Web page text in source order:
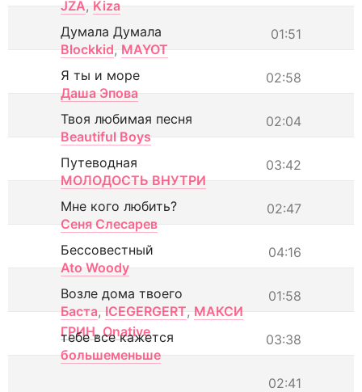
JZA, Kiza
01:51
Думала Думала
Blockkid, MAYOT
02:58
Я ты и море
Даша Эпова
02:04
Твоя любимая песня
Beautiful Boys
03:42
Путеводная
МОЛОДОСТЬ ВНУТРИ
02:47
Мне кого любить?
Сеня Слесарев
04:16
Бессовестный
Ato Woody
01:58
Возле дома твоего
Баста, ICEGERGERT, МАКСИ
ГРИН, Onative 03:38
тебе все кажется
большеменьше
02:41